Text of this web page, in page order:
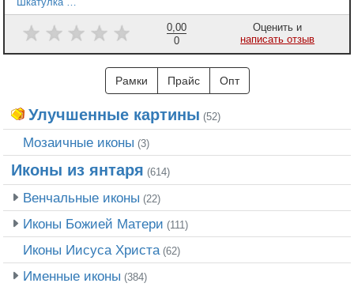
0,00
0
Оценить и
написать отзыв
Рамки Прайс Опт
Улучшенные картины (52)
Мозаичные иконы (3)
Иконы из янтаря (614)
Венчальные иконы (22)
Иконы Божией Матери (111)
Иконы Иисуса Христа (62)
Именные иконы (384)